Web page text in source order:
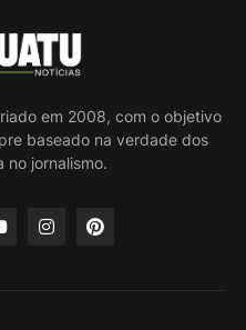
em 2008, com o objetivo
baseado na verdade dos
no jornalismo.